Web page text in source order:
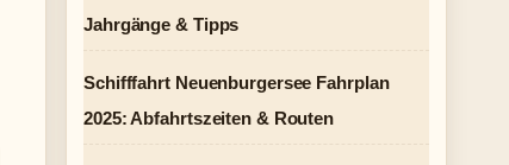
Jahrgänge & Tipps
Schifffahrt Neuenburgersee Fahrplan
2025: Abfahrtszeiten & Routen